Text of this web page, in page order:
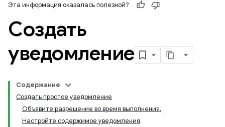
Эта информация оказалась полезной?
Создать
уведомление
Содержание
Создать простое уведомление
Объявите разрешение во время выполнения.
Настройте содержимое уведомления